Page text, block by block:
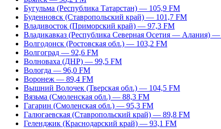
Бугульма (Республика Татарстан) — 105,9 FM
Буденновск (Ставропольский край) — 101,7 FM
Владивосток (Приморский край) — 97,3 FM
Владикавказ (Республика Северная Осетия — Алания)
Волгодонск (Ростовская обл.) — 103,2 FM
Волгоград — 92,6 FM
Волноваха (ДНР) — 99,5 FM
Вологда — 96,0 FM
Воронеж — 89,4 FM
Вышний Волочек (Тверская обл.) — 104,5 FM
Вязьма (Смоленская обл.) — 88,3 FM
Гагарин (Смоленская обл.) — 95,3 FM
Галюгаевская (Ставропольский край) — 89,8 FM
Геленджик (Краснодарский край) — 93,1 FM